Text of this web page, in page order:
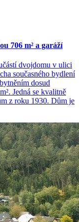
706 m² a garáží
dvojdomu v ulici
současného bydlení
dosud
Jedná se kvalitně
z roku 1930. Dům je